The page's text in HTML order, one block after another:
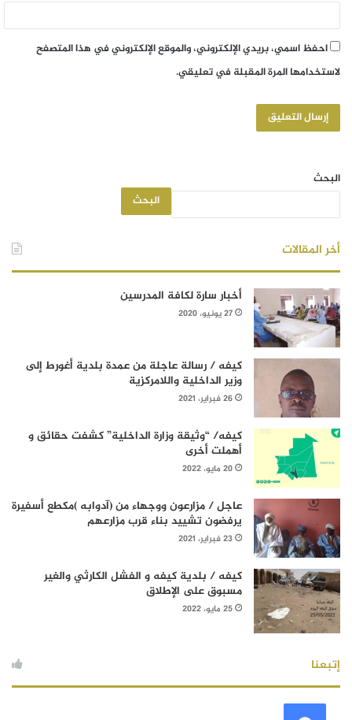
احفظ اسمي، بريدي الإلكتروني، والموقع الإلكتروني في هذا المتصفح
لاستخدامها المرة المقبلة في تعليقي.
البحث
البحث
أخر المقالات
أخبار سارة لكافة المدرسين
27 يونيو، 2020
كيفه / رسالة عاجلة من عمدة بلدية أغورط إلى
وزير الداخلية واللامركزية
26 فبراير، 2021
كيفه/ “وثيقة وزارة الداخلية” كشفت حقائق و
أهملت أخرى
20 مايو، 2022
عاجل / مزارعون ووجهاء من (آدوابه )مكطع أسفيرة
يرفضون تشييد بناء قرب مزارعهم
23 فبراير، 2021
كيفه / بلدية كيفه و الفشل الكارثي والغير
مسبوق على الإطلاق
25 مايو، 2022
إتبعنا